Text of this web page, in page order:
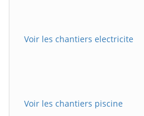
Voir les chantiers electricite
Voir les chantiers piscine